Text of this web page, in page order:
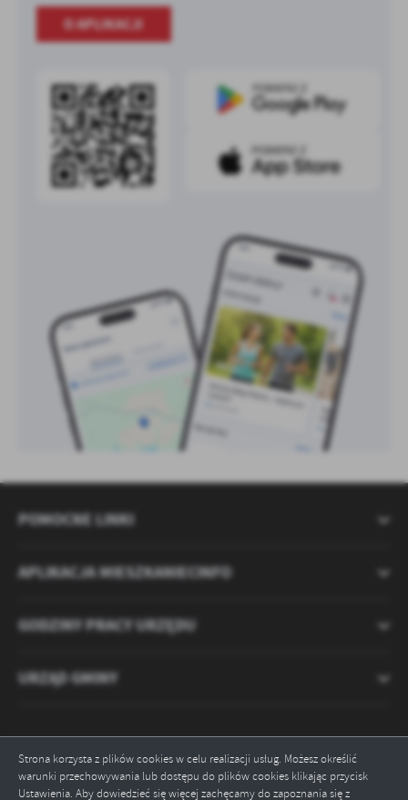
Strona korzysta z plików cookies w celu realizacji usług. Możesz określić
warunki przechowywania lub dostępu do plików cookies klikając przycisk
Ustawienia. Aby dowiedzieć się więcej zachęcamy do zapoznania się z
O APLIKACJI
POMOCNE LINKI
APLIKACJA MIESZKANIECINFO
GODZINY PRACY URZĘDU
URZĄD GMINY